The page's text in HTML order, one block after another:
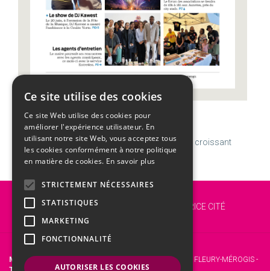
CALENDRIER
Dimanche09AoûtSemaine 32 | Amour XDernier croissant
OFFRE D'EMPLOI / UN-E COORDINATEUR-TRICE CITÉ
ÉDUCATIVE
Mairie de Fleury-Mérogis
- 12 Rue Roger Clavier, 91700 FLEURY-MÉROGIS -
Ce site utilise des cookies
Ce site Web utilise des cookies pour
améliorer l'expérience utilisateur. En
utilisant notre site Web, vous acceptez tous
les cookies conformément à notre politique
en matière de cookies. En savoir plus
STRICTEMENT NÉCESSAIRES
STATISTIQUES
MARKETING
FONCTIONNALITÉ
AUTORISER LES COOKIES